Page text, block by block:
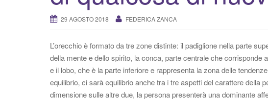
29 AGOSTO 2018 FEDERICA ZANCA
L’orecchio è formato da tre zone distinte: il padiglione nella parte
della mente e dello spirito, la conca, parte centrale che corrisponde
e il lobo, che è la parte inferiore e rappresenta la zona delle
equilibrio, ci sarà equilibrio anche tra i tre aspetti del carattere della
dimensione sulle altre due, la persona presenterà una dominante